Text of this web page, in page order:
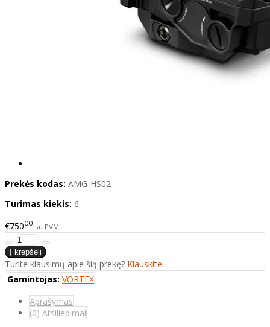
Prekės kodas: AMG-HS02
Turimas kiekis: 6
€75000 su PVM
Turite klausimų apie šią prekę? Klauskite
Gamintojas: VORTEX
Aprašymas
(0) Atsiliepimai